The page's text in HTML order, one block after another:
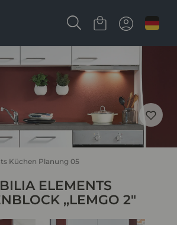
Küchen Planung 05
ELEMENTS
,,LEMGO 2"